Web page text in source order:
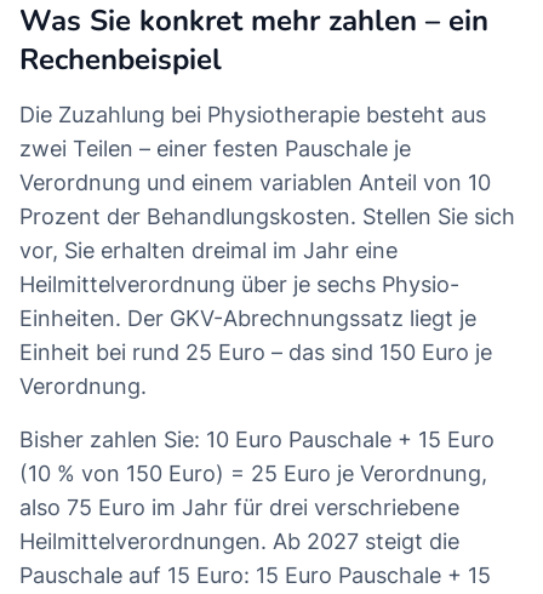
Was Sie konkret mehr zahlen – ein
Rechenbeispiel
Die Zuzahlung bei Physiotherapie besteht aus
zwei Teilen – einer festen Pauschale je
Verordnung und einem variablen Anteil von 10
Prozent der Behandlungskosten. Stellen Sie sich
vor, Sie erhalten dreimal im Jahr eine
Heilmittelverordnung über je sechs Physio-
Einheiten. Der GKV-Abrechnungssatz liegt je
Einheit bei rund 25 Euro – das sind 150 Euro je
Verordnung.
Bisher zahlen Sie: 10 Euro Pauschale + 15 Euro
(10 % von 150 Euro) = 25 Euro je Verordnung,
also 75 Euro im Jahr für drei verschriebene
Heilmittelverordnungen. Ab 2027 steigt die
Pauschale auf 15 Euro: 15 Euro Pauschale + 15